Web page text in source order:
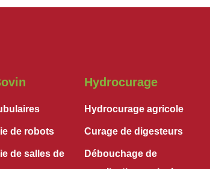
de robots
de salles de
Hydrocurage
Hydrocurage agricole
Curage de digesteurs
Débouchage de